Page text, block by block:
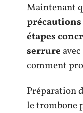
Maintenant
précautions
étapes
serrure
comment
Préparation
le trombone